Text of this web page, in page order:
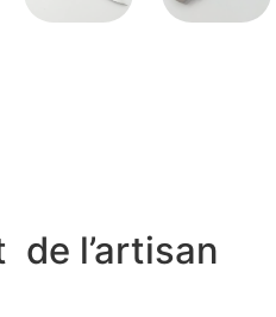
de l’artisan